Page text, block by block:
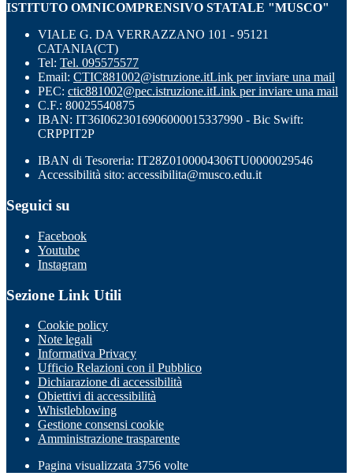
ISTITUTO OMNICOMPRENSIVO STATALE "MUSCO"
VIALE G. DA VERRAZZANO 101 - 95121
CATANIA(CT)
Tel: Tel. 095575577
Email: CTIC881002@istruzione.itLink per inviare una mail
PEC: ctic881002@pec.istruzione.itLink per inviare una mail
C.F.: 80025540875
IBAN: IT36I0623016906000015337990 - Bic Swift:
CRPPIT2P
IBAN di Tesoreria: IT28Z0100004306TU0000029546
Accessibilità sito: accessibilita@musco.edu.it
Seguici su
Facebook
Youtube
Instagram
Sezione Link Utili
Cookie policy
Note legali
Informativa Privacy
Ufficio Relazioni con il Pubblico
Dichiarazione di accessibilità
Obiettivi di accessibilità
Whistleblowing
Gestione consensi cookie
Amministrazione trasparente
Pagina visualizzata 3756 volte